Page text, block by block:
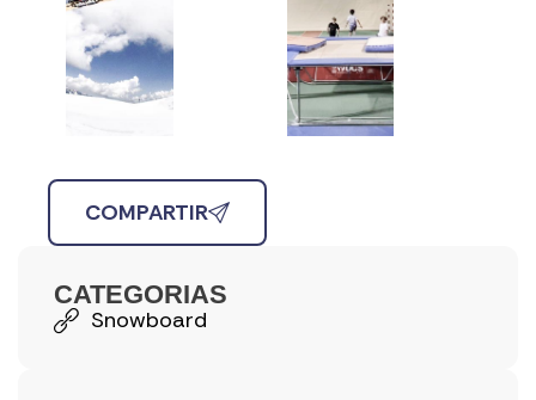
COMPARTIR
CATEGORIAS
Snowboard